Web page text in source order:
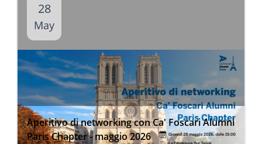
28
May
Aperitivo di networking con Ca' Foscari Alumni
Paris Chapter - maggio 2026